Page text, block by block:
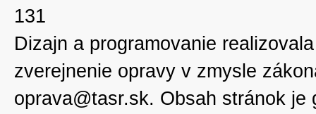
131
Dizajn a programovanie
zverejnenie opravy v zmysle
oprava@tasr.sk. Obsah stránok